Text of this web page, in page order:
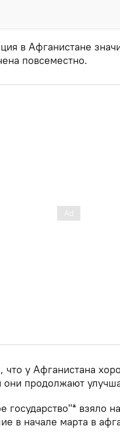
в Афганистане
повсеместно.
что у Афганистана
продолжают
взяло
в начале марта в